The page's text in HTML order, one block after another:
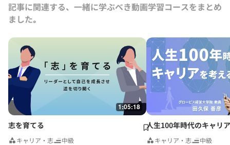
記事に関連する、一緒に学ぶべき動画学習コースをまとめ
ました｡
1:05:18
志を育てる
キャリア・志 中級
人生100年時代のキャリ
キャリア・志 中級